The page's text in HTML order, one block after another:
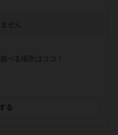
せん
べる場所はココ！
る